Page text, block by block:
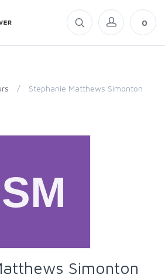
0
/ Stephanie Matthews Simonton
Simonton